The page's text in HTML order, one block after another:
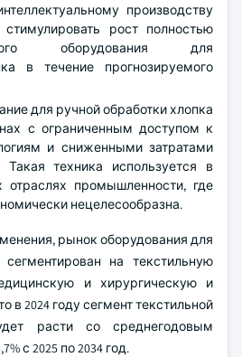
производству
рост полностью
оборудования для
в течение прогнозируемого
для ручной обработки хлопка
с ограниченным доступом к
и сниженными затратами
техника используется в
промышленности, где
нецелесообразна.
рынок оборудования для
на текстильную
и хирургическую и
в 2024 году сегмент текстильной
расти со среднегодовым
с 2025 по 2034 год.